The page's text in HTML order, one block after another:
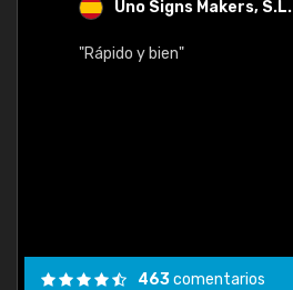
Uno Signs Makers, S.L.
"Rápido y bien"
463comentarios